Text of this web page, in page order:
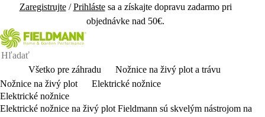
Zaregistrujte/Prihlástesa a získajte dopravu zadarmo pri
objednávke nad 50€.
Všetko pre záhradu
Nožnice na živý plot a trávu
Nožnice na živý plot
Elektrické nožnice
Elektrické nožnice
Elektrické nožnice na živý plot Fieldmann sú skvelým nástrojom na